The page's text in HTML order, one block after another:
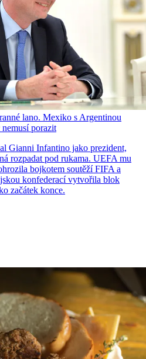
lano. Mexiko s Argentinou
porazit
Gianni Infantino jako prezident,
rozpadat pod rukama. UEFA mu
bojkotem soutěží FIFA a
konfederací vytvořila blok
začátek konce.